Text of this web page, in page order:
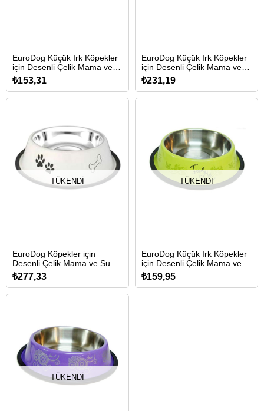
EuroDog Küçük Irk Köpekler
için Desenli Çelik Mama ve
Su Kabı 12cm/230ml (Karışık
Renkli)
₺153,31
EuroDog Küçük Irk Köpekler
için Desenli Çelik Mama ve
Su Kabı 475ml (Karışık
Renkli)
₺231,19
TÜKENDI
EuroDog Köpekler için
Desenli Çelik Mama ve Su
Kabı 17cm/700ml (Karışık
Renkli)
₺277,33
TÜKENDI
EuroDog Küçük Irk Köpekler
için Desenli Çelik Mama ve
Su Kabı 12cm/230ml (Karışık
Renkli)
₺159,95
TÜKENDI